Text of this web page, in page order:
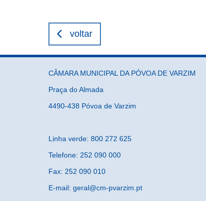
voltar
CÂMARA MUNICIPAL DA PÓVOA DE VARZIM
Praça do Almada
4490-438 Póvoa de Varzim
Linha verde: 800 272 625
Telefone: 252 090 000
Fax: 252 090 010
E-mail: geral@cm-pvarzim.pt